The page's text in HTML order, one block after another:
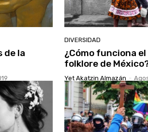
de la
DIVERSIDAD
¿Cómo funciona
folklore de
Yet Akatzin Almazán -